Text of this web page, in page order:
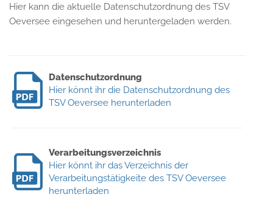
Hier kann die aktuelle Datenschutzordnung des TSV
Oeversee eingesehen und heruntergeladen werden.
Datenschutzordnung
Hier könnt ihr die Datenschutzordnung des
TSV Oeversee herunterladen
Verarbeitungsverzeichnis
Hier könnt ihr das Verzeichnis der
Verarbeitungstätigkeite des TSV Oeversee
herunterladen